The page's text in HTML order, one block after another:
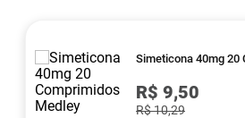
Simeticona 40mg 20
R$ 9,50
R$ 10,29